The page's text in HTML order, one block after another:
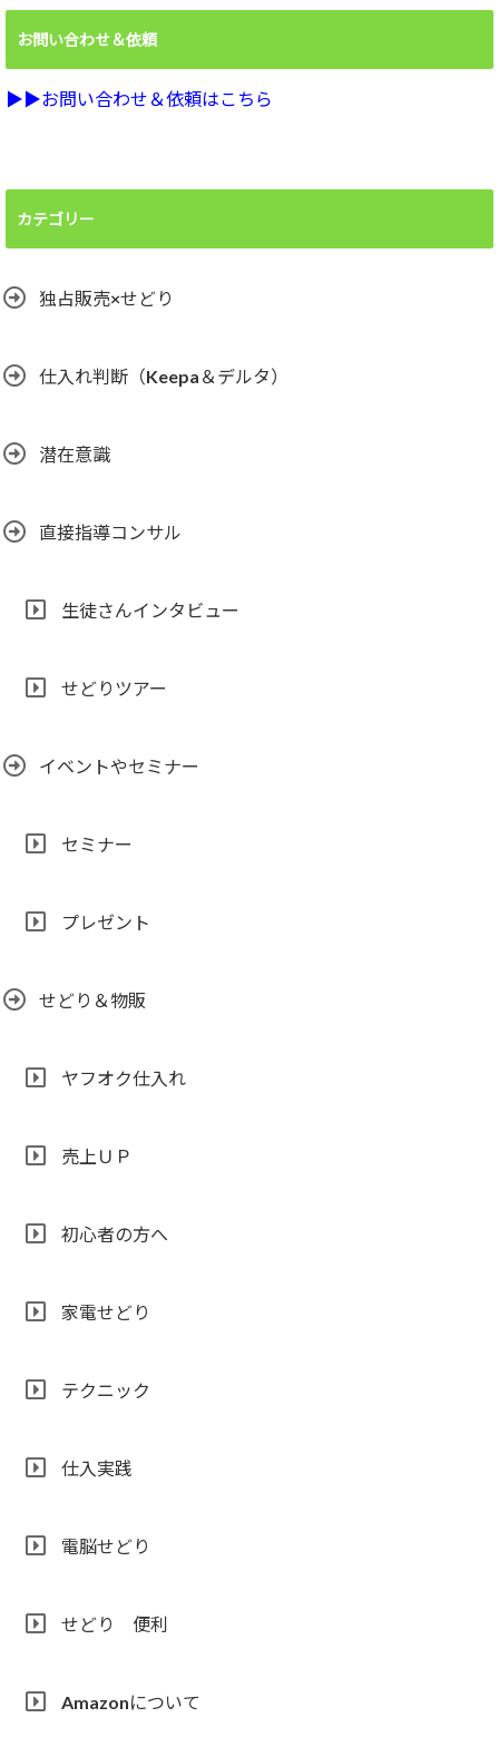
お問い合わせ＆依頼
▶︎▶︎お問い合わせ＆依頼はこちら
カテゴリー
独占販売×せどり
仕入れ判断（Keepa＆デルタ）
潜在意識
直接指導コンサル
生徒さんインタビュー
せどりツアー
イベントやセミナー
セミナー
プレゼント
せどり＆物販
ヤフオク仕入れ
売上ＵＰ
初心者の方へ
家電せどり
テクニック
仕入実践
電脳せどり
せどり 便利
Amazonについて